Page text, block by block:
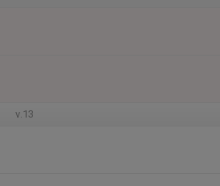
v.13